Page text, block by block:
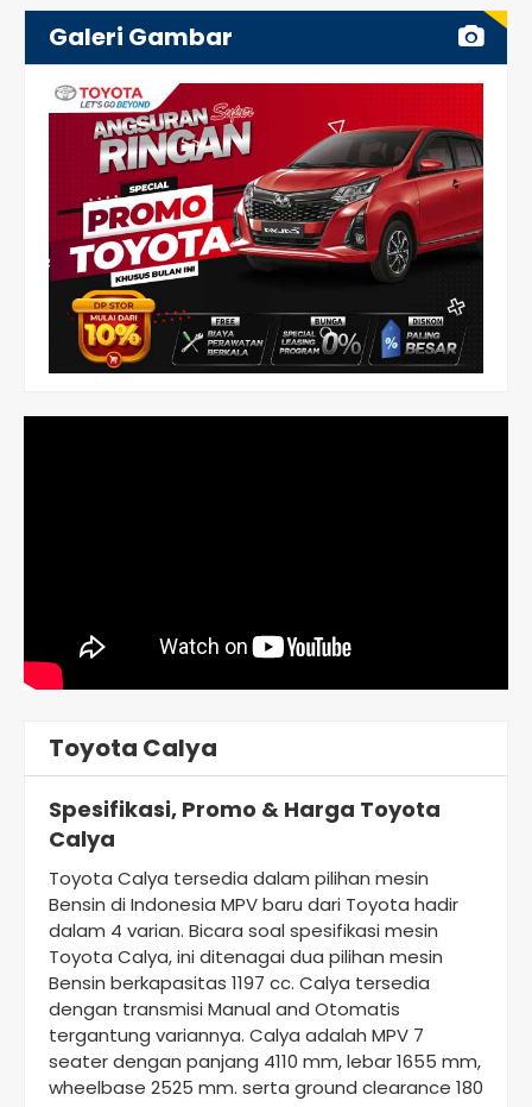
Galeri Gambar
Toyota Calya
Spesifikasi, Promo & Harga Toyota
Calya
Toyota Calya tersedia dalam pilihan mesin
Bensin di Indonesia MPV baru dari Toyota hadir
dalam 4 varian. Bicara soal spesifikasi mesin
Toyota Calya, ini ditenagai dua pilihan mesin
Bensin berkapasitas 1197 cc. Calya tersedia
dengan transmisi Manual and Otomatis
tergantung variannya. Calya adalah MPV 7
seater dengan panjang 4110 mm, lebar 1655 mm,
wheelbase 2525 mm. serta ground clearance 180